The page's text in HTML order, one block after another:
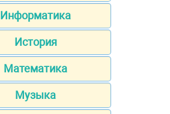
Информатика
История
Математика
Музыка